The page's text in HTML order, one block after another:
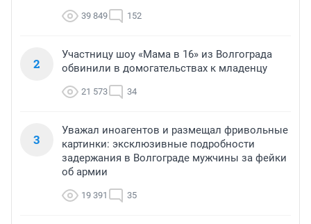
39 849 152
2
Участницу шоу «Мама в 16» из Волгограда
обвинили в домогательствах к младенцу
21 573 34
3
Уважал иноагентов и размещал фривольные
картинки: эксклюзивные подробности
задержания в Волгограде мужчины за фейки
об армии
19 391 35